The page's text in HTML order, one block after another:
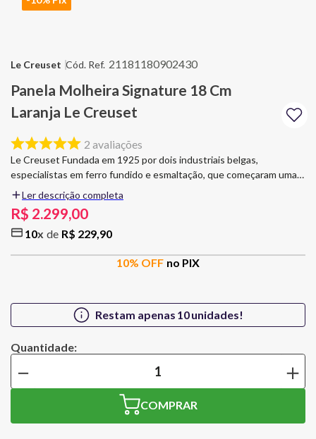
21181180902430
Le Creuset
Panela Molheira Signature 18 Cm
Laranja Le Creuset
2 avaliações
Le Creuset Fundada em 1925 por dois industriais belgas,
especialistas em ferro fundido e esmaltação, que começaram uma
pequena produção de panelas esmaltadas de ferro fundido, no
norte da França. Qualidade das Panelas de Ferro Fundido com
Pegador Aço Inox As panelas Le Creuset são peças inteiras em
ferro fundido e podem ir ao forno com a tampa. O pegador de aço
limitação de temperatura. As panelas de ferro fundido esmaltado,
absorve odores e não deixa o alimento grudar, tornando-se fácil
fazer a limpeza, seguro para máquina de lavar louça. Linha Signature
(tradicional). Contém alças maiores e mais ergonômicas e tampa
com pegador maior e em aço inox. Anéis e “Le Creuset” maiores e
Creuset Capacidade: 2,2 litros Dimensões: 18 cm Material: Ferro
Fundido Esmaltado/Aço Inox Cor: Laranja Fogões:
Ler descrição completa
R$ 2.299,00
10 R$ 229,90
10% OFF no PIX
Restam apenas 10unidades!
＋
－
COMPRAR